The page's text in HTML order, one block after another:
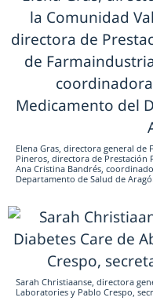
Elena Gras, directora general de
Pineros, directora de Prestación
Ana Cristina Bandrés,
Departamento de Salud de
Sarah Christiaanse, directora
Laboratories y Pablo Crespo,